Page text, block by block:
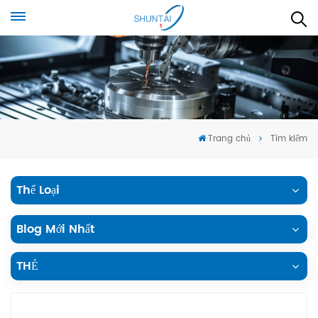
Trang chủ Tìm kiếm
Thể Loại
Blog Mới Nhất
THẺ